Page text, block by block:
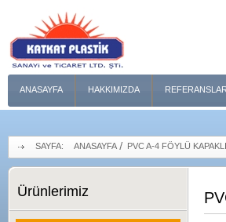
ANASAYFA HAKKIMIZDA REFERANSLAR
SAYFA: ANASAYFA PVC A-4 FÖYLÜ
Ürünlerimiz